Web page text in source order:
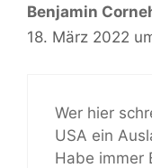
Benjamin
18. März 2022
Wer hier
USA ein
Habe immer